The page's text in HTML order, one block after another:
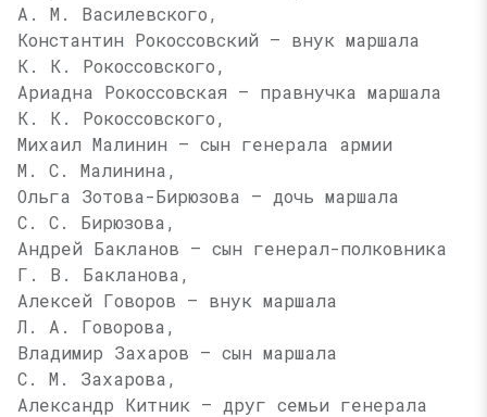
А. М. Василевского,
Константин Рокоссовский — внук маршала
К. К. Рокоссовского,
Ариадна Рокоссовская — правнучка маршала
К. К. Рокоссовского,
Михаил Малинин — сын генерала армии
М. С. Малинина,
Ольга Зотова-Бирюзова — дочь маршала
С. С. Бирюзова,
Андрей Бакланов — сын генерал-полковника
Г. В. Бакланова,
Алексей Говоров — внук маршала
Л. А. Говорова,
Владимир Захаров — сын маршала
С. М. Захарова,
Александр Китник — друг семьи генерала